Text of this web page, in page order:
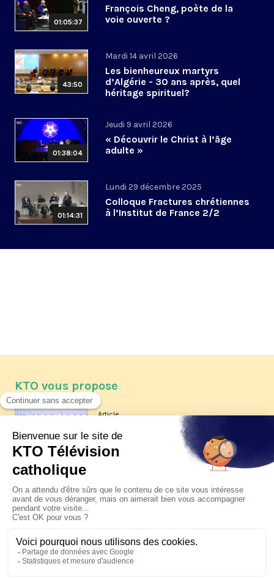
01:05:37
François Cheng, poète de la
voie ouverte ?
43:50
Mardi 14 avril 2026
Les bienheureux martyrs
d’Algérie - 30 ans après, quel
héritage spirituel?
01:38:04
Jeudi 9 avril 2026
« Découvrir le Christ à l’âge
adulte »
01:14:31
Lundi 29 décembre 2025
Colloque Fractures chrétiennes
à l’Institut de France 2/2
KTO vous propose
Article
Les reportages d'été 2026 de KTO
La visite pastorale du pape Léon
XIV à Assise à suivre sur KTO le
jeudi 6 août
Le pape en Uruguay, Argentine et
Pérou du 6 au 17 novembre 2026